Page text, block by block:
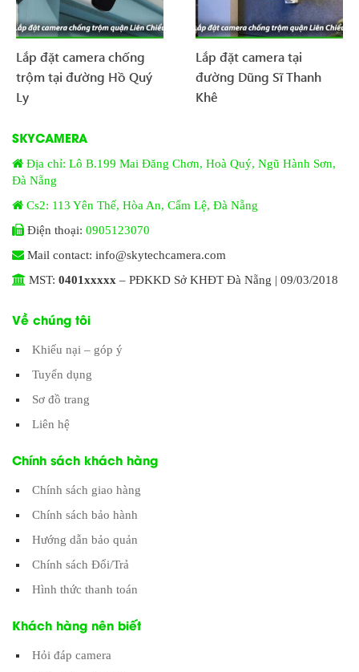
Lắp đặt camera chống
trộm tại đường Hồ Quý
Ly
Lắp đặt camera tại
đường Dũng Sĩ Thanh
Khê
SKYCAMERA
Địa chỉ: Lô B.199 Mai Đăng Chơn, Hoà Quý, Ngũ Hành Sơn,
Đà Nẵng
Cs2: 113 Yên Thế, Hòa An, Cẩm Lệ, Đà Nẵng
Điện thoại: 0905123070
Mail contact: info@skytechcamera.com
MST: 0401xxxxx – PĐKKD Sở KHĐT Đà Nẵng | 09/03/2018
Về chúng tôi
Khiếu nại – góp ý
Tuyển dụng
Sơ đồ trang
Liên hệ
Chính sách khách hàng
Chính sách giao hàng
Chính sách bảo hành
Hướng dẫn bảo quản
Chính sách Đổi/Trả
Hình thức thanh toán
Khách hàng nên biết
Hỏi đáp camera